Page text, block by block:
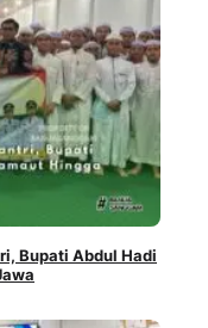
Bupati Abdul Hadi